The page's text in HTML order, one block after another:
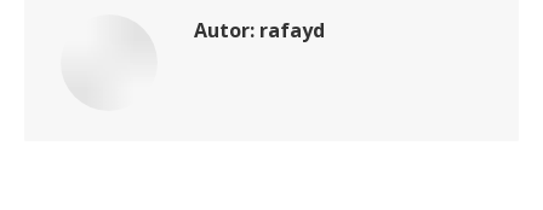
Autor: rafayd